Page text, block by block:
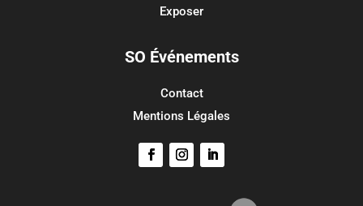
Exposer
SO Événements
Contact
Mentions Légales